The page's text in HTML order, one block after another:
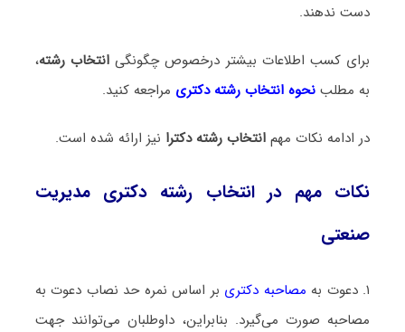
دست ندهند.
برای کسب اطلاعات بیشتر درخصوص چگونگی انتخاب رشته،
به مطلب نحوه انتخاب رشته دکتری مراجعه کنید.
در ادامه نکات مهم انتخاب رشته دکترا نیز ارائه شده است.
نکات مهم در انتخاب رشته دکتری مدیریت
صنعتی
۱. دعوت به مصاحبه دکتری بر اساس نمره حد نصاب دعوت به
مصاحبه صورت می‌گیرد. بنابراین، داوطلبان می‌توانند جهت